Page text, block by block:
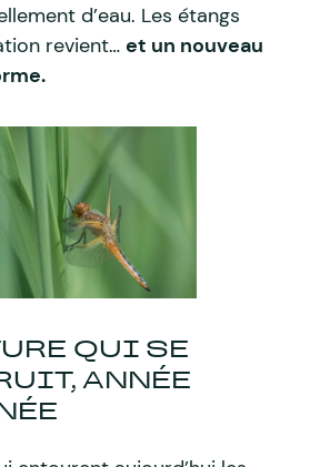
d’eau. Les étangs
revient… et un nouveau
QUI SE
ANNÉE